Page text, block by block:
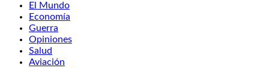
El Mundo
Economía
Guerra
Opiniones
Salud
Aviación